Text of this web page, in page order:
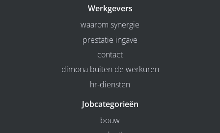
Werkgevers
waarom synergie
prestatie ingave
contact
dimona buiten de werkuren
hr-diensten
Jobcategorieën
bouw